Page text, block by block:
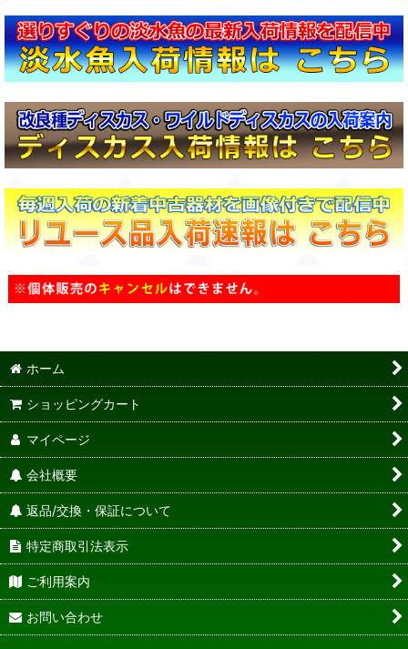
ホーム
ショッピングカート
マイページ
会社概要
返品/交換・保証について
特定商取引法表示
ご利用案内
お問い合わせ